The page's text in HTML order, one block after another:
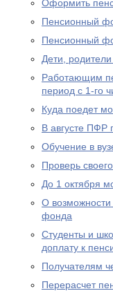
Оформить
Пенсионный
Пенсионный
Дети,
Работающим
период с 1-го
Куда поедет
В августе ПФР
Обучение в
Проверь
До 1 октября
О возможности
фонда
Студенты и
доплату к
Получателям
Перерасчет